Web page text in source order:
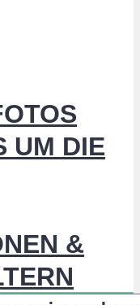
UM DIE
&